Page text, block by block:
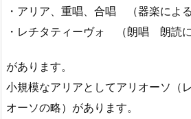
・アリア、重唱、合唱 （器楽による
・レチタティーヴォ （朗唱 朗読に
があります。
小規模なアリアとしてアリオーソ（
オーソの略）があります。